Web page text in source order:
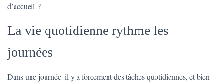
d’accueil ?
La vie quotidienne rythme les
journées
Dans une journée, il y a forcement des tâches quotidiennes, et bien